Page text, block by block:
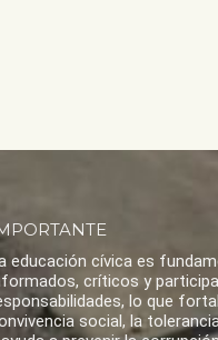
educación cívica es
críticos y
lo que
social, la